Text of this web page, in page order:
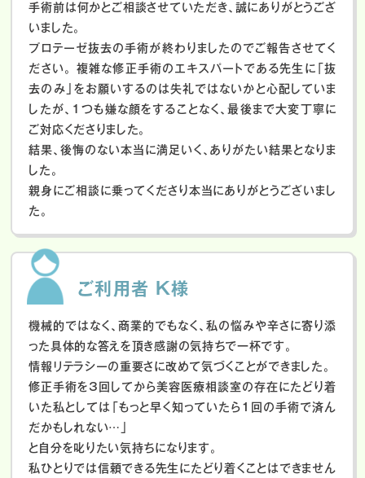
手術前は何かとご相談させていただき、誠にありがとうござ
いました。
プロテーゼ抜去の手術が終わりましたのでご報告させてく
ださい。
複雑な修正手術のエキスパートである先生に「抜
去のみ」をお願いするのは失礼ではないかと心配していま
したが、１つも嫌な顔をすることなく、最後まで大変丁寧に
ご対応くださりました。
結果、後悔のない本当に満足いく、ありがたい結果となりま
した。
親身にご相談に乗ってくださり本当にありがとうございまし
た。
ご利用者 K様
機械的ではなく、商業的でもなく、私の悩みや辛さに寄り添
った具体的な答えを頂き感謝の気持ちで一杯です。
情報リテラシーの重要さに改めて気づくことができました。
修正手術を3回してから美容医療相談室の存在にたどり着
いた私としては「もっと早く知っていたら1回の手術で済ん
だかもしれない…」
と自分を叱りたい気持ちになります。
私ひとりでは信頼できる先生にたどり着くことはできません